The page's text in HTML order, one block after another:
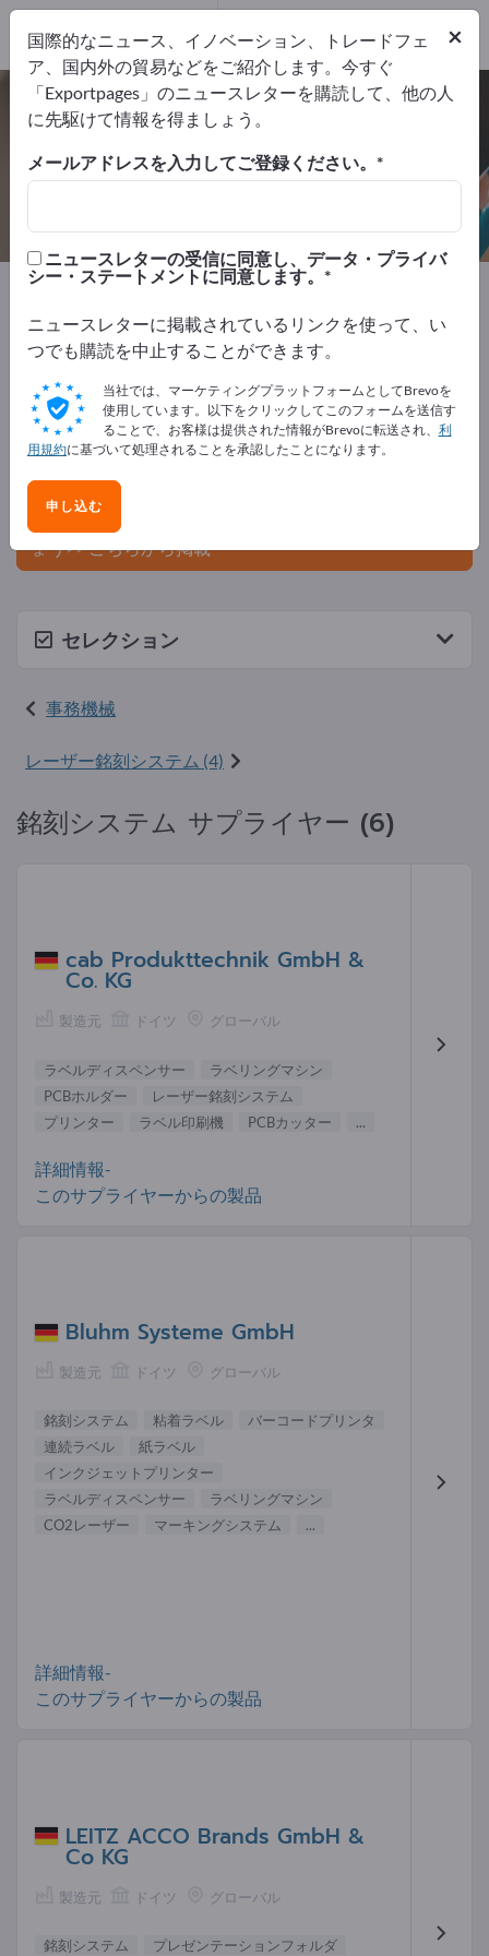
銘刻システム – メーカーとサプライ
ヤーを検索
Exportpages 事務用品 事務機械
Exportpagesで無料で広告を掲載！
ニーズ – オファー – 中古品 – ビジネスコンタクト >> こ
こから始める
Exportpagesで貴社と製品を掲載し
ましょう。
今すぐサプライヤーとして登録し、認知度を高めまし
ょう>> こちらから掲載
セレクション
事務機械
レーザー銘刻システム (4)
銘刻システム サプライヤー (6)
cab Produkttechnik GmbH &
Co. KG
製造元 ドイツ グローバル
ラベルディスペンサー
ラベリングマシン
PCBホルダー
レーザー銘刻システム
プリンター
ラベル印刷機 PCBカッター ...
詳細情報-
このサプライヤーからの製品
Bluhm Systeme GmbH
製造元 ドイツ グローバル
銘刻システム 粘着ラベル
バーコードプリンタ
連続ラベル
紙ラベル
インクジェットプリンター
ラベルディスペンサー
ラベリングマシン
CO2レーザー
マーキングシステム ...
詳細情報-
このサプライヤーからの製品
LEITZ ACCO Brands GmbH &
Co KG
製造元 ドイツ グローバル
銘刻システム プレゼンテーションフォルダ
×
国際的なニュース、イノベーション、トレードフェ
ア、国内外の貿易などをご紹介します。今すぐ
「Exportpages」のニュースレターを購読して、他の人
に先駆けて情報を得ましょう。
メールアドレスを入力してご登録ください。
ニュースレターの受信に同意し、データ・プライバ
シー・ステートメントに同意します。
ニュースレターに掲載されているリンクを使って、い
つでも購読を中止することができます。
当社では、マーケティングプラットフォームとしてBrevoを
使用しています。以下をクリックしてこのフォームを送信す
ることで、お客様は提供された情報がBrevoに転送され、 利
用規約に基づいて処理されることを承認したことになります。
申し込む